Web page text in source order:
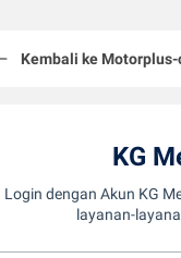
Kembali ke
KG
Login dengan Akun KG
layanan-